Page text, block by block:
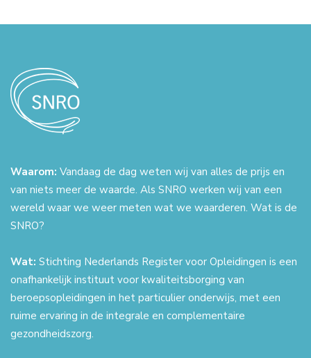
Waarom: Vandaag de dag weten wij van alles de prijs en
van niets meer de waarde. Als SNRO werken wij van een
wereld waar we weer meten wat we waarderen. Wat is de
SNRO?
Wat: Stichting Nederlands Register voor Opleidingen is een
onafhankelijk instituut voor kwaliteitsborging van
beroepsopleidingen in het particulier onderwijs, met een
ruime ervaring in de integrale en complementaire
gezondheidszorg.